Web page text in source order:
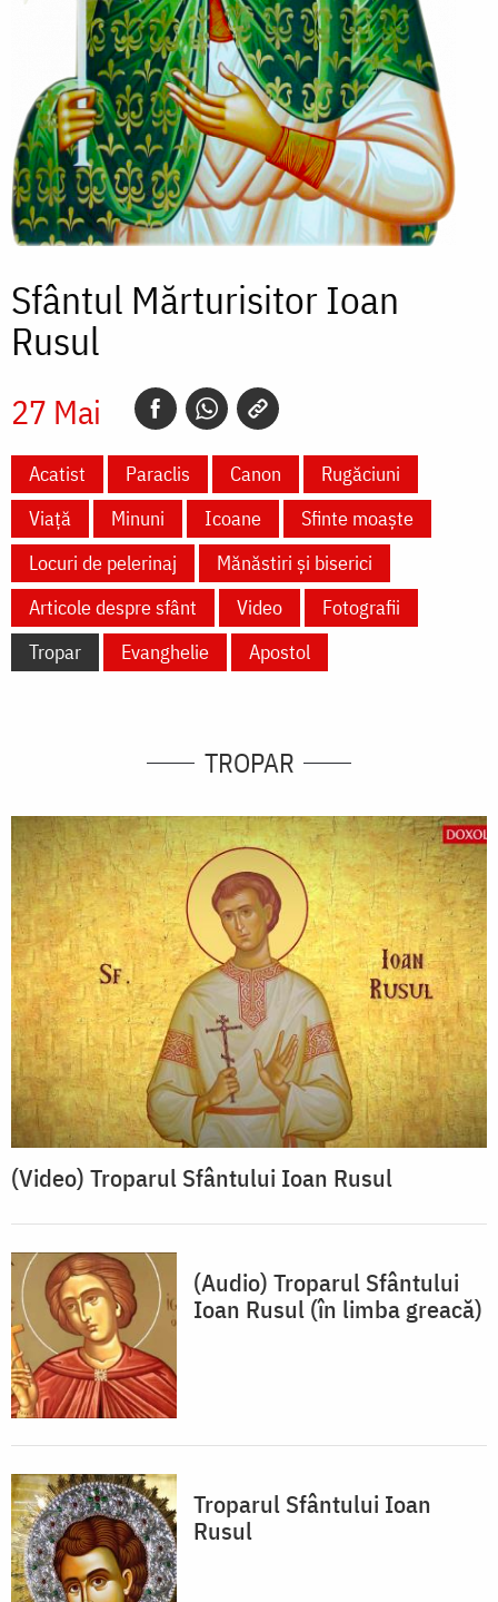
Sfântul Mărturisitor Ioan
Rusul
27 Mai
Acatist Paraclis Canon
Rugăciuni
Viață
Minuni Icoane
Sfinte moaște
Locuri de pelerinaj
Mănăstiri și biserici
Articole despre sfânt
Video
Fotografii
Tropar
Evanghelie Apostol
TROPAR
(Video) Troparul Sfântului Ioan Rusul
(Audio) Troparul Sfântului
Ioan Rusul (în limba greacă)
Troparul Sfântului Ioan
Rusul